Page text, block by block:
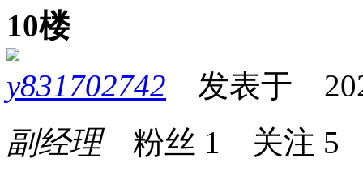
10楼
y831702742 发表于
副经理粉丝 1 关注 5